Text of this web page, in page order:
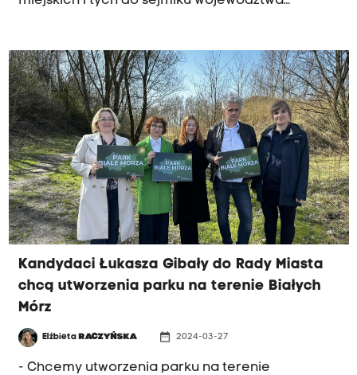
przedstawicieli. W przypadku tych wyborów
Małopolska podzielona jest na sześć okręgów
wyborczych. Na jakich zasadach polega ten
podział?
Kandydaci Łukasza Gibały do Rady Miasta
chcą utworzenia parku na terenie Białych
Mórz
Elżbieta RACZYŃSKA date_range 2024-03-27
- Chcemy utworzenia parku na terenie